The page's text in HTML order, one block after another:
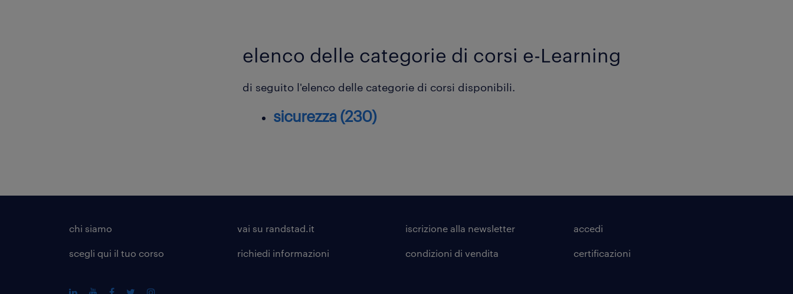
elenco delle categorie di corsi e-Learning
di seguito l'elenco delle categorie di corsi disponibili.
sicurezza (230)
chi siamo
scegli qui il tuo corso
vai su randstad.it
richiedi informazioni
iscrizione alla newsletter
condizioni di vendita
accedi
certificazioni